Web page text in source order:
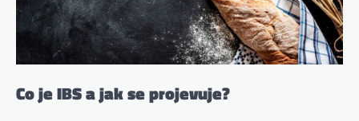
Co je IBS a jak se projevuje?